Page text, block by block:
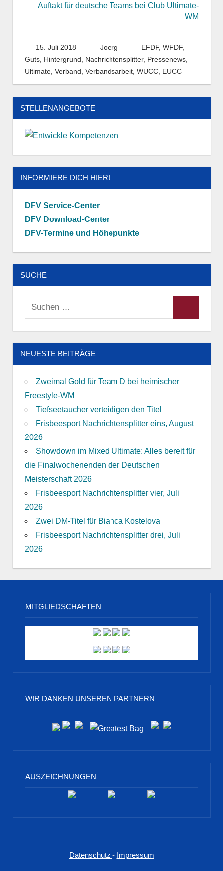
Auftakt für deutsche Teams bei Club Ultimate-
WM
15. Juli 2018 Joerg EFDF, WFDF,
Guts, Hintergrund Nachrichtensplitter, Pressenews,
Ultimate, Verband Verbandsarbeit, WUCC, EUCC
STELLENANGEBOTE
INFORMIERE DICH HIER!
DFV Service-Center
DFV Download-Center
DFV-Termine und Höhepunkte
SUCHE
Suchen
NEUESTE BEITRÄGE
Zweimal Gold für Team D bei heimischer
Freestyle-WM
Tiefseetaucher verteidigen den Titel
Frisbeesport Nachrichtensplitter eins, August
2026
Showdown im Mixed Ultimate: Alles bereit für
die Finalwochenenden der Deutschen
Meisterschaft 2026
Frisbeesport Nachrichtensplitter vier, Juli
2026
Zwei DM-Titel für Bianca Kostelova
Frisbeesport Nachrichtensplitter drei, Juli
2026
MITGLIEDSCHAFTEN
WIR DANKEN UNSEREN PARTNERN
AUSZEICHNUNGEN
Datenschutz - Impressum